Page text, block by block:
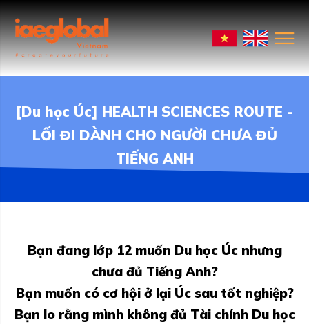
[Du học Úc] HEALTH SCIENCES ROUTE -
LỐI ĐI DÀNH CHO NGƯỜI CHƯA ĐỦ
TIẾNG ANH
Bạn đang lớp 12 muốn Du học Úc nhưng
chưa đủ Tiếng Anh?
Bạn muốn có cơ hội ở lại Úc sau tốt nghiệp?
Bạn lo rằng mình không đủ Tài chính Du học